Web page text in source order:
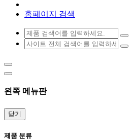
홈페이지 검색
왼쪽 메뉴판
닫기
제품 분류